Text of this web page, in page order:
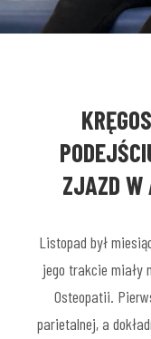
ZJAZD W
Listopad był
jego trakcie miały
Osteopatii.
parietalnej, a